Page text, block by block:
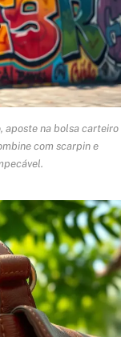
aposte na bolsa carteiro
com scarpin e